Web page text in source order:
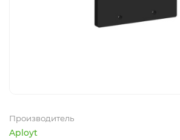
Производитель
Aployt